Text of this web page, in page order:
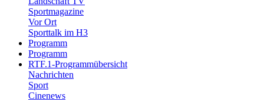
Sportmagazine
Vor Ort
Sporttalk im H3
Programm
Programm
RTF.1-Programmübersicht
Nachrichten
Sport
Cinenews